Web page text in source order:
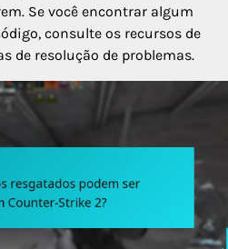
Se você encontrar algum
consulte os recursos de
de resolução de problemas.